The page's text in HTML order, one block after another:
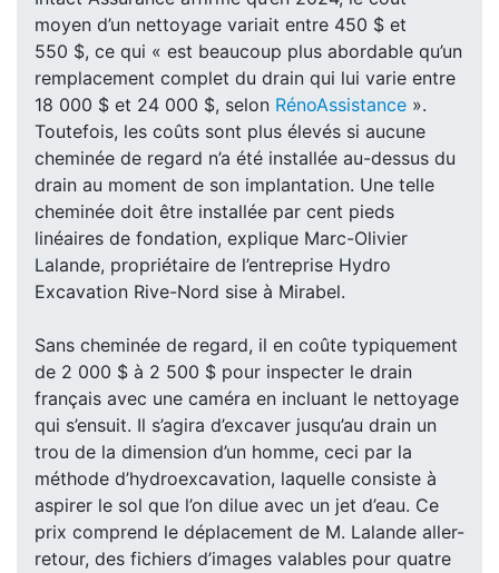
moyen d’un nettoyage variait entre 450 $ et
550 $, ce qui « est beaucoup plus abordable qu’un
remplacement complet du drain qui lui varie entre
18 000 $ et 24 000 $, selon RénoAssistance ».
Toutefois, les coûts sont plus élevés si aucune
cheminée de regard n’a été installée au-dessus du
drain au moment de son implantation. Une telle
cheminée doit être installée par cent pieds
linéaires de fondation, explique Marc-Olivier
Lalande, propriétaire de l’entreprise Hydro
Excavation Rive-Nord sise à Mirabel.
Sans cheminée de regard, il en coûte typiquement
de 2 000 $ à 2 500 $ pour inspecter le drain
français avec une caméra en incluant le nettoyage
qui s’ensuit. Il s’agira d’excaver jusqu’au drain un
trou de la dimension d’un homme, ceci par la
méthode d’hydroexcavation, laquelle consiste à
aspirer le sol que l’on dilue avec un jet d’eau. Ce
prix comprend le déplacement de M. Lalande aller-
retour, des fichiers d’images valables pour quatre